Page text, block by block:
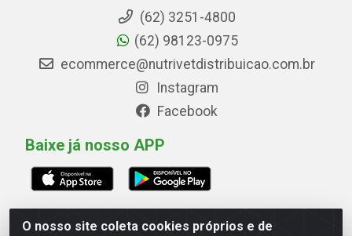
O nosso site coleta cookies próprios e de
(62) 3251-4800
(62) 98123-0975
ecommerce@nutrivetdistribuicao.com.br
Instagram
Facebook
Baixe já nosso APP